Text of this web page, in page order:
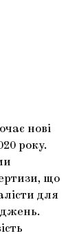
нові
року.
що
для